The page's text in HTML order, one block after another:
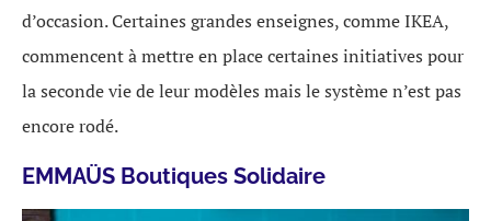
d’occasion. Certaines grandes enseignes, comme IKEA,
commencent à mettre en place certaines initiatives pour
la seconde vie de leur modèles mais le système n’est pas
encore rodé.
EMMAÜS Boutiques Solidaire